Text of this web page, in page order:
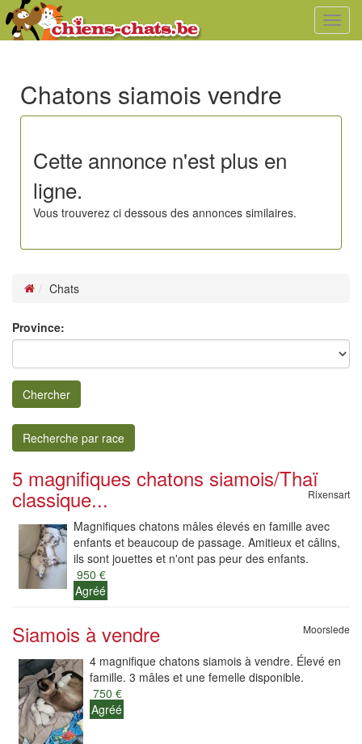
Chatons siamois vendre
Cette annonce n'est plus en
ligne.
Vous trouverez ci dessous des annonces similaires.
Chats
Province:
Chercher
Recherche par race
5 magnifiques chatons siamois/Thaï
classique... Rixensart
Magnifiques chatons mâles élevés en famille avec
enfants et beaucoup de passage. Amitieux et câlins,
ils sont jouettes et n'ont pas peur des enfants.
950 €
Agréé
Siamois à vendre Moorslede
4 magnifique chatons siamois à vendre. Élevé en
famille. 3 mâles et une femelle disponible.
750 €
Agréé